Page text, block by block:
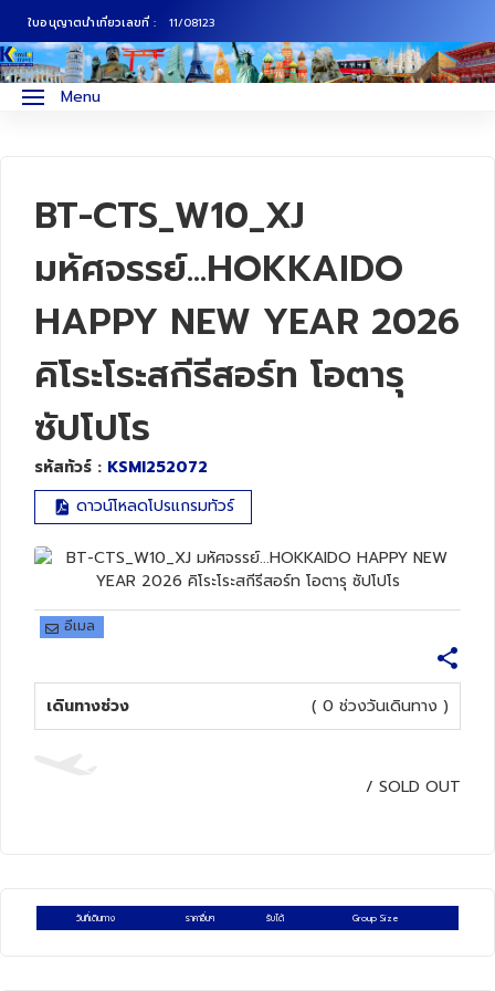
ใบอนุญาตนำเที่ยวเลขที่ : 11/08123
Menu
BT-CTS_W10_XJ
มหัศจรรย์...HOKKAIDO
HAPPY NEW YEAR 2026
คิโระโระสกีรีสอร์ท โอตารุ
ซัปโปโร
รหัสทัวร์ : KSMI252072
ดาวน์โหลดโปรแกรมทัวร์
อีเมล
เดินทางช่วง ( 0 ช่วงวันเดินทาง )
/ SOLD OUT
วันที่เดินทาง ราคาอื่นๆ รับได้ Group Size
ทัวร์ญี่ปุ่น
ทัวร์สแกนดิเนเวีย
ทัวร์จีน
ทัวร์ฮ่องกง
ทัวร์สิงคโปร์
ทัวร์ตุรเคีย
ทัวร์พม่า
ทัวร์มัลดีฟส์
ทัวร์อินเดีย
ภาคเหนือ
ภาคตะวันตก
ภาคตะวันออก